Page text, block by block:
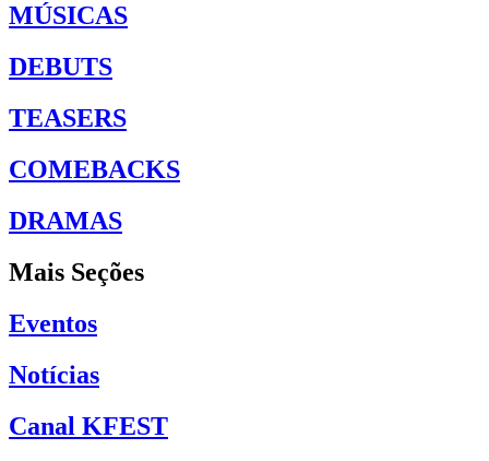
MÚSICAS
DEBUTS
TEASERS
COMEBACKS
DRAMAS
Mais Seções
Eventos
Notícias
Canal KFEST